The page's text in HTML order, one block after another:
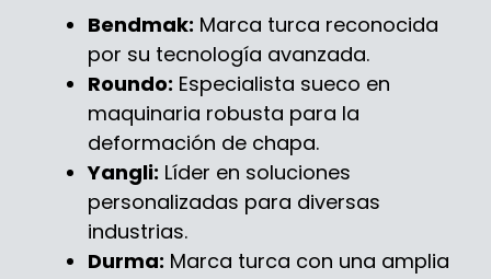
Bendmak: Marca turca reconocida
por su tecnología avanzada.
Roundo: Especialista sueco en
maquinaria robusta para la
deformación de chapa.
Yangli: Líder en soluciones
personalizadas para diversas
industrias.
Durma: Marca turca con una amplia